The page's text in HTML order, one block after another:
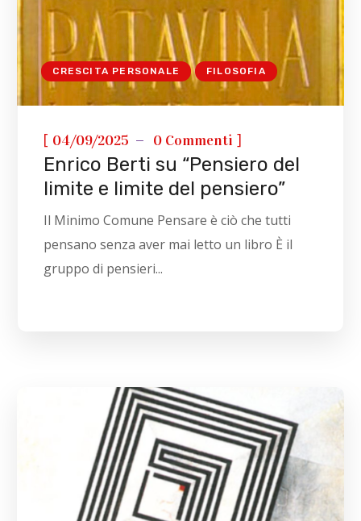
CRESCITA PERSONALE FILOSOFIA
[ 04/09/2025 0 Commenti ]
Enrico Berti su “Pensiero del
limite e limite del pensiero”
Il Minimo Comune Pensare è ciò che tutti
pensano senza aver mai letto un libro È il
gruppo di pensieri...